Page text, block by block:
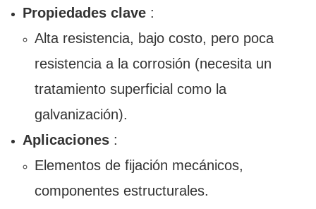
Propiedades clave:
Alta resistencia, bajo costo, pero poca
resistencia a la corrosión (necesita un
tratamiento superficial como la
galvanización).
Aplicaciones:
Elementos de fijación mecánicos,
componentes estructurales.